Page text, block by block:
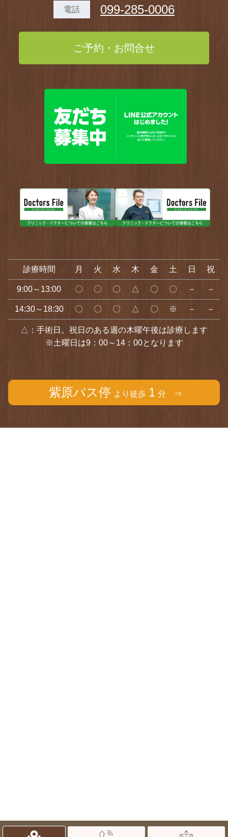
電話 099-285-0006
ご予約・お問合せ
診療時間 月 火 水 木 金 土 日 祝
9:00～13:00 〇 〇 〇 △ 〇 〇 － －
14:30～18:30 〇 〇 〇 △ 〇 ※ － －
△：手術日。祝日のある週の木曜午後は診療します
※土曜日は9：00～14：00となります
紫原バス停 より徒歩 1 分 ⇒